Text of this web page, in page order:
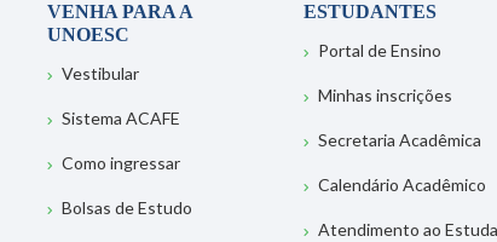
VENHA PARA A
UNOESC
Vestibular
Sistema ACAFE
Como ingressar
Bolsas de Estudo
ESTUDANTES
Portal de Ensino
Minhas inscrições
Secretaria Acadêmica
Calendário Acadêmico
Atendimento ao